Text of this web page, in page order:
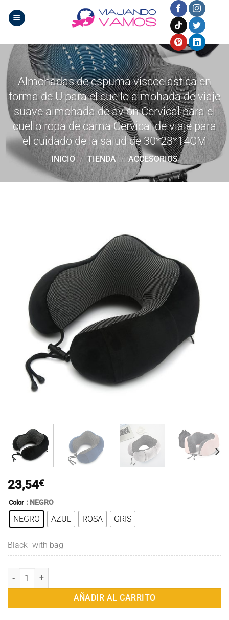
Almohadas de espuma viscoelástica en
forma de U para el cuello almohada de viaje
suave almohada de avión Cervical para el
cuello ropa de cama Cervical de viaje para
el cuidado de la salud de 30*28*14CM
INICIO / TIENDA / ACCESORIOS
23,54€
Color : NEGRO
NEGRO AZUL ROSA GRIS
Black+with bag
Almohadas de espuma viscoelástica en forma de U para el cuello
AÑADIR AL CARRITO